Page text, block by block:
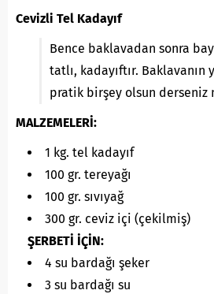
Cevizli Tel Kadayıf
Bence baklavadan sonra
tatlı, kadayıftır. Baklavanın
pratik birşey olsun derseniz
MALZEMELERİ:
1 kg. tel kadayıf
100 gr. tereyağı
100 gr. sıvıyağ
300 gr. ceviz içi (çekilmiş)
ŞERBETİ İÇİN:
4 su bardağı şeker
3 su bardağı su